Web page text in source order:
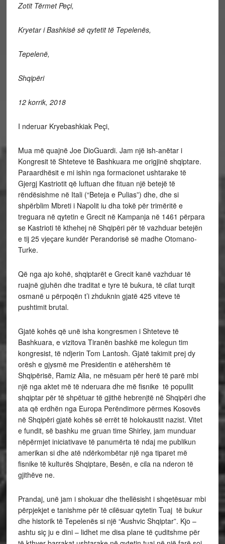
Zotit Tërmet Peçi,
Kryetar i Bashkisë së qytetit të Tepelenës,
Tepelenë,
Shqipëri
12 korrik, 2018
I nderuar Kryebashkiak Peçi,
Mua më quajnë Joe DioGuardi. Jam një ish-anëtar i
Kongresit të Shteteve të Bashkuara me origjinë shqiptare.
Paraardhësit e mi ishin nga formacionet ushtarake të
Gjergj Kastriotit që luftuan dhe fituan një betejë të
rëndësishme në Itali (“Beteja e Pulias”) dhe, dhe si
shpërblim Mbreti i Napolit iu dha tokë për trimëritë e
treguara në qytetin e Grecit në Kampanja në 1461 përpara
se Kastrioti të kthehej në Shqipëri për të vazhduar betejën
e tij 25 vjeçare kundër Perandorisë së madhe Otomano-
Turke.
Që nga ajo kohë, shqiptarët e Grecit kanë vazhduar të
ruajnë gjuhën dhe traditat e tyre të bukura, të cilat turqit
osmanë u përpoqën t’i zhduknin gjatë 425 viteve të
pushtimit brutal.
Gjatë kohës që unë isha kongresmen i Shteteve të
Bashkuara, e vizitova Tiranën bashkë me kolegun tim
kongresist, të ndjerin Tom Lantosh. Gjatë takimit prej dy
orësh e gjysmë me Presidentin e atëhershëm të
Shqipërisë, Ramiz Alia, ne mësuam për herë të parë mbi
një nga aktet më të nderuara dhe më fisnike të popullit
shqiptar për të shpëtuar të gjithë hebrenjtë në Shqipëri dhe
ata që erdhën nga Europa Perëndimore përmes Kosovës
në Shqipëri gjatë kohës së errët të holokaustit nazist. Vitet
e fundit, së bashku me gruan time Shirley, jam munduar
nëpërmjet iniciativave të panumërta të ndaj me publikun
amerikan si dhe atë ndërkombëtar një nga tiparet më
fisnike të kulturës Shqiptare, Besën, e cila na nderon të
gjithëve ne.
Prandaj, unë jam i shokuar dhe thellësisht i shqetësuar mbi
përpjekjet e tanishme për të cilësuar qytetin Tuaj të bukur
dhe historik të Tepelenës si një “Aushvic Shqiptar”. Kjo –
ashtu siç ju e dini – lidhet me disa plane të çuditshme për